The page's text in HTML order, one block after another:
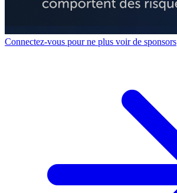
Connectez-vous pour ne plus voir de sponsors